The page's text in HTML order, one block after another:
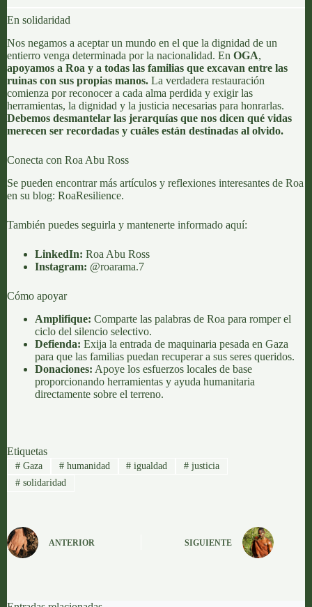
En solidaridad
Nos negamos a aceptar un mundo en el que la dignidad de un
entierro venga determinada por la nacionalidad. En OGA,
apoyamos a Roa y a todas las familias que excavan entre las
ruinas con sus propias manos. La verdadera restauración
comienza por reconocer a cada alma perdida y exigir las
herramientas, la dignidad y la justicia necesarias para honrarlas.
Debemos desmantelar las jerarquías que nos dicen qué vidas
merecen ser recordadas y cuáles están destinadas al olvido.
Conecta con Roa Abu Ross
Se pueden encontrar más artículos y reflexiones interesantes de Roa
en su blog: RoaResilience.
También puedes seguirla y mantenerte informado aquí:
LinkedIn: Roa Abu Ross
Instagram: @roarama.7
Cómo apoyar
Amplifique: Comparte las palabras de Roa para romper el
ciclo del silencio selectivo.
Defienda: Exija la entrada de maquinaria pesada en Gaza
para que las familias puedan recuperar a sus seres queridos.
Donaciones: Apoye los esfuerzos locales de base
proporcionando herramientas y ayuda humanitaria
directamente sobre el terreno.
Etiquetas
#Gaza #humanidad # igualdad # justicia
#solidaridad
ANTERIOR SIGUIENTE